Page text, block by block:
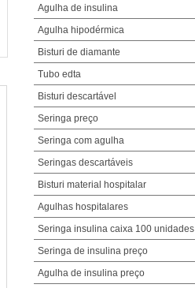
Agulha de insulina
Agulha hipodérmica
Bisturi de diamante
Tubo edta
Bisturi descartável
Seringa preço
Seringa com agulha
Seringas descartáveis
Bisturi material hospitalar
Agulhas hospitalares
Seringa insulina caixa 100 unidades
Seringa de insulina preço
Agulha de insulina preço